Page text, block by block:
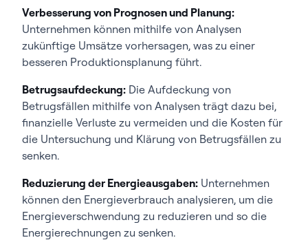
Verbesserung von Prognosen und Planung:
Unternehmen können mithilfe von Analysen
zukünftige Umsätze vorhersagen, was zu einer
besseren Produktionsplanung führt.
Betrugsaufdeckung: Die Aufdeckung von
Betrugsfällen mithilfe von Analysen trägt dazu bei,
finanzielle Verluste zu vermeiden und die Kosten für
die Untersuchung und Klärung von Betrugsfällen zu
senken.
Reduzierung der Energieausgaben: Unternehmen
können den Energieverbrauch analysieren, um die
Energieverschwendung zu reduzieren und so die
Energierechnungen zu senken.